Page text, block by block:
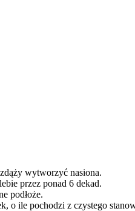
wytworzyć nasiona.
przez ponad 6 dekad.
podłoże.
o ile pochodzi z czystego